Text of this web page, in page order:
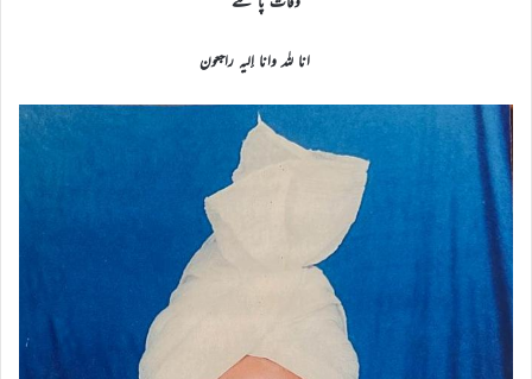
انا للہ وانا إلیہ راجعون